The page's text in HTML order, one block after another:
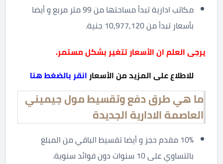
مكاتب ادارية تبدأ مساحتها من 99 متر مربع و أيضا
بأسعار تبدأ من 10,977,120 جنية.
يرجى العلم ان الأسعار تتغير بشكل مستمر.
للاطلاع على المزيد من الأسعارانقر بالضغط هنا
ما هي طرق دفع وتقسيط مول جيميني
العاصمة الادارية الجديدة
10% مقدم حجز و أيضا تقسيط الباقي من المبلغ
بالتساوي على 10 سنوات دون فوائد سنوية.